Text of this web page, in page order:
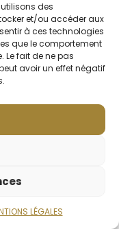
des
et/ou accéder aux
à ces technologies
que le comportement
Le fait de ne pas
avoir un effet négatif
LÉGALES
19,17€
HORS STOCK